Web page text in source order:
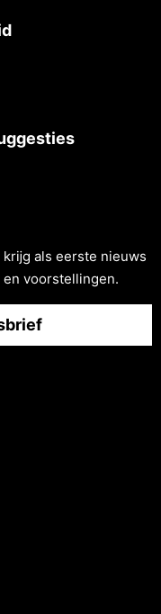
als eerste nieuws
voorstellingen.